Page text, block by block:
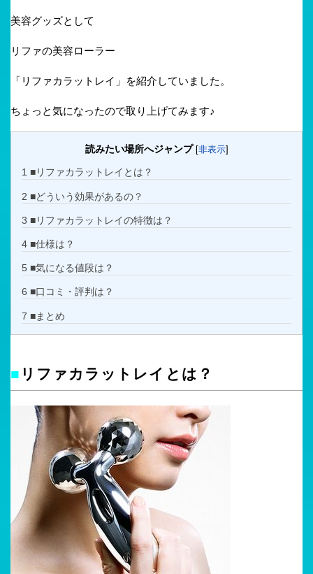
美容グッズとして
リファの美容ローラー
「リファカラットレイ」を紹介していました。
ちょっと気になったので取り上げてみます♪
読みたい場所へジャンプ [非表示]
1 ■リファカラットレイとは？
2 ■どういう効果があるの？
3 ■リファカラットレイの特徴は？
4 ■仕様は？
5 ■気になる値段は？
6 ■口コミ・評判は？
7 ■まとめ
■ リファカラットレイとは？